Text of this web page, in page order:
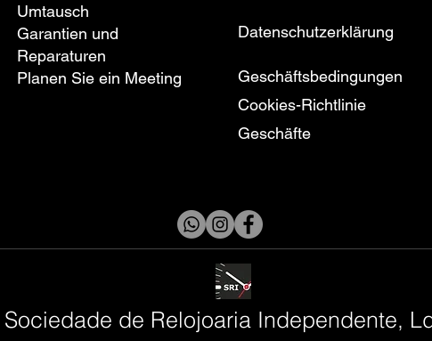
Umtausch
Garantien und
Reparaturen
Planen Sie ein Meeting
Datenschutzerklärung
Geschäftsbedingungen
Cookies-Richtlinie
Geschäfte
Sociedade de Relojoaria Independente,